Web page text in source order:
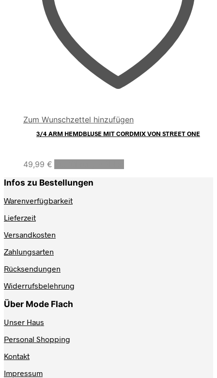
Zum Wunschzettel hinzufügen
3/4 ARM HEMDBLUSE MIT CORDMIX VON STREET ONE
49,99 €
Infos zu Bestellungen
Warenverfügbarkeit
Lieferzeit
Versandkosten
Zahlungsarten
Rücksendungen
Widerrufsbelehrung
Über Mode Flach
Unser Haus
Personal Shopping
Kontakt
Impressum